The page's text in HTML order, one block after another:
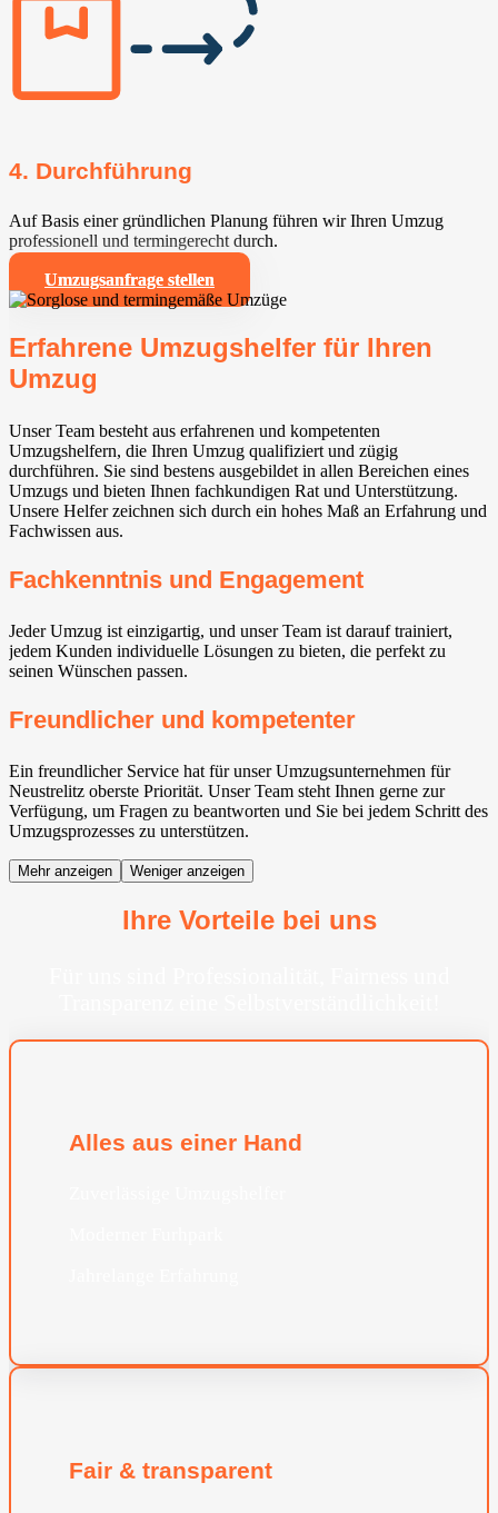
4. Durchführung
Auf Basis einer gründlichen Planung führen wir Ihren Umzug
professionell und termingerecht durch.
Umzugsanfrage stellen
Erfahrene Umzugshelfer für Ihren
Umzug
Unser Team besteht aus erfahrenen und kompetenten
Umzugshelfern, die Ihren Umzug qualifiziert und zügig
durchführen. Sie sind bestens ausgebildet in allen Bereichen eines
Umzugs und bieten Ihnen fachkundigen Rat und Unterstützung.
Unsere Helfer zeichnen sich durch ein hohes Maß an Erfahrung und
Fachwissen aus.
Fachkenntnis und Engagement
Jeder Umzug ist einzigartig, und unser Team ist darauf trainiert,
jedem Kunden individuelle Lösungen zu bieten, die perfekt zu
seinen Wünschen passen.
Freundlicher und kompetenter
Ein freundlicher Service hat für unser Umzugsunternehmen für
Neustrelitz oberste Priorität. Unser Team steht Ihnen gerne zur
Verfügung, um Fragen zu beantworten und Sie bei jedem Schritt des
Umzugsprozesses zu unterstützen.
Mehr anzeigen Weniger anzeigen
Ihre Vorteile bei uns
Alles aus einer Hand
Fair & transparent